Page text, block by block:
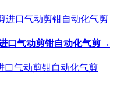
口气动剪钳自动化气剪→